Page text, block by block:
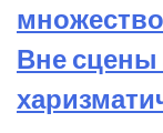
Вне